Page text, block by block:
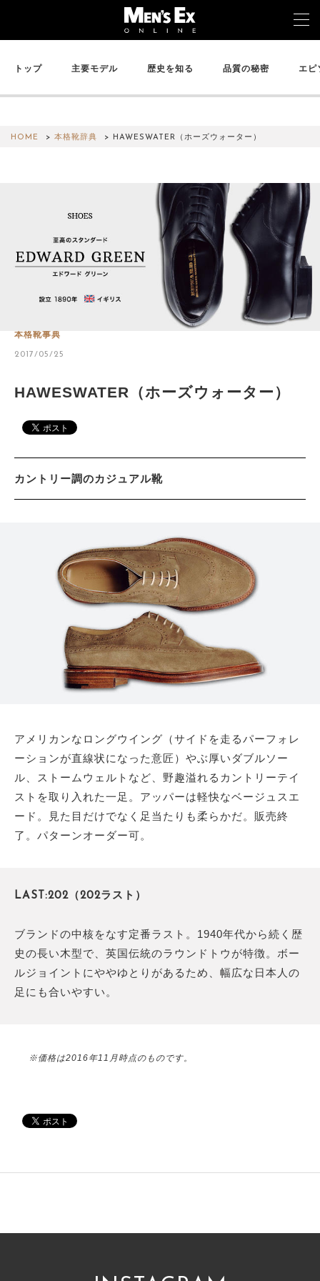
トップ 主要モデル 歴史を知る 品質の秘密 エピ
HOME 本格靴辞典 HAWESWATER（ホーズウォーター）
本格靴事典
2017/05/25
HAWESWATER（ホーズウォーター）
カントリー調のカジュアル靴
アメリカンなロングウイング（サイドを走るパーフォレ
ーションが直線状になった意匠）やぶ厚いダブルソー
ル、ストームウェルトなど、野趣溢れるカントリーテイ
ストを取り入れた一足。アッパーは軽快なベージュスエ
ード。見た目だけでなく足当たりも柔らかだ。販売終
了。パターンオーダー可。
LAST:202（202ラスト）
ブランドの中核をなす定番ラスト。1940年代から続く歴
史の長い木型で、英国伝統のラウンドトウが特徴。ボー
ルジョイントにややゆとりがあるため、幅広な日本人の
足にも合いやすい。
※価格は2016年11月時点のものです。
TOP
LIFESTYLE
COLUMN